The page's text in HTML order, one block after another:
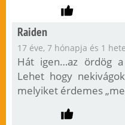
Raiden
17 éve, 7 hónapja és 1 hete
Hát igen…az ördög
Lehet hogy
melyiket érdemes